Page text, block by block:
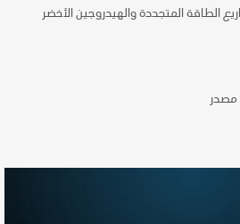
الطاقة المتجددة والهيدروجين الأخضر
مصدر